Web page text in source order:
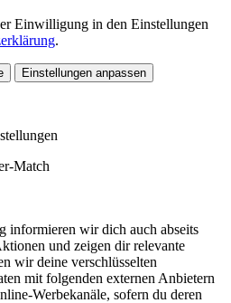
Einwilligung in den Einstellungen
.
Einstellungen anpassen
Match
informieren wir dich auch abseits
und zeigen dir relevante
wir deine verschlüsselten
mit folgenden externen Anbietern
Werbekanäle, sofern du deren